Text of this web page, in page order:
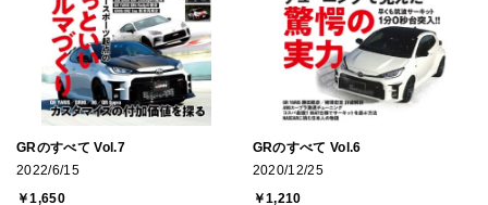
GRのすべて Vol.7
2022/6/15
￥1,650
GRのすべて Vol.6
2020/12/25
￥1,210